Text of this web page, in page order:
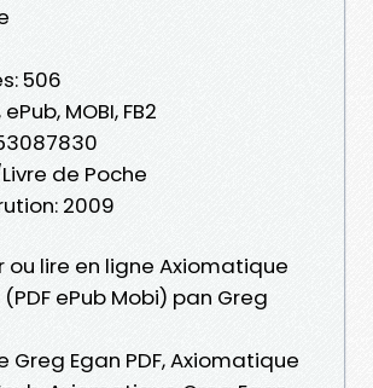
506
MOBI, FB2
de Poche
2009
ou lire en ligne Axiomatique
ePub Mobi) pan Greg
Greg Egan PDF, Axiomatique